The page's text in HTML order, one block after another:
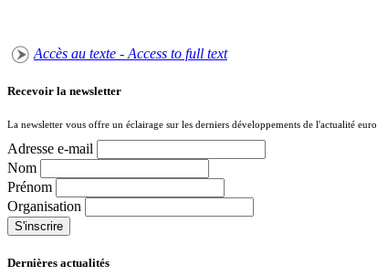
Accès au texte - Access to full text
Recevoir la newsletter
La newsletter vous offre un éclairage sur les derniers développements de l'actualité
Adresse e-mail
Nom
Prénom
Organisation
Dernières actualités